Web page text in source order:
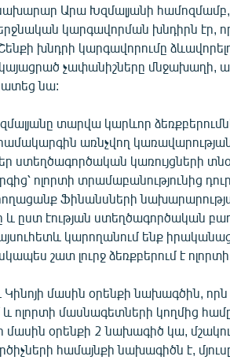
Արա Խզմալյանի
կարգավորման խնդիրն էր,
խնդրի կարգավորումը
չափանիշները մնջախաղի,
նա:
տարվա կարևոր
առնչվող կառավարության
ստեղծագործական կառույցների
ոլորտի տրամաբանությունից
Ֆինանսների
և ըստ էության ստեղծագործական
կարողանում ենք
շատ լուրջ ձեռքբերում է
մասին օրենքի նախագծին, որն
ոլորտի մասնագետների կողմից
մասին օրենքի 2 նախագիծ կա,
համայնքի նախագիծն է,